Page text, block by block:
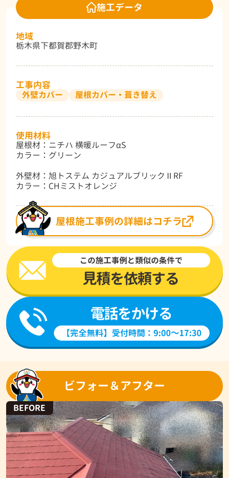
施工データ
地域
栃木県下都賀郡野木町
工事内容
外壁カバー 屋根カバー・葺き替え
使用材料
屋根材：ニチハ 横暖ルーフαS
カラー：グリーン
外壁材：旭トステム カジュアルブリックⅡRF
カラー：CHミストオレンジ
屋根施工事例の詳細はコチラ
ビフォー＆アフター